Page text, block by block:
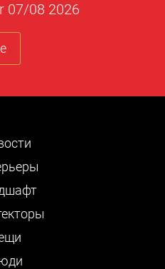
07/08 2026